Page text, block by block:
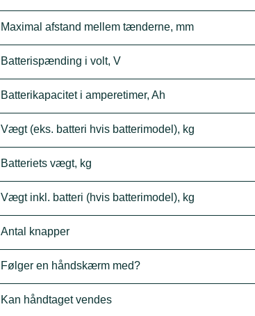
Maximal afstand mellem tænderne, mm
Batterispænding i volt, V
Batterikapacitet i amperetimer, Ah
Vægt (eks. batteri hvis batterimodel), kg
Batteriets vægt, kg
Vægt inkl. batteri (hvis batterimodel), kg
Antal knapper
Følger en håndskærm med?
Kan håndtaget vendes